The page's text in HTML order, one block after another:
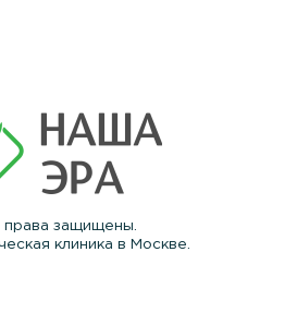
права защищены.
клиника в Москве.